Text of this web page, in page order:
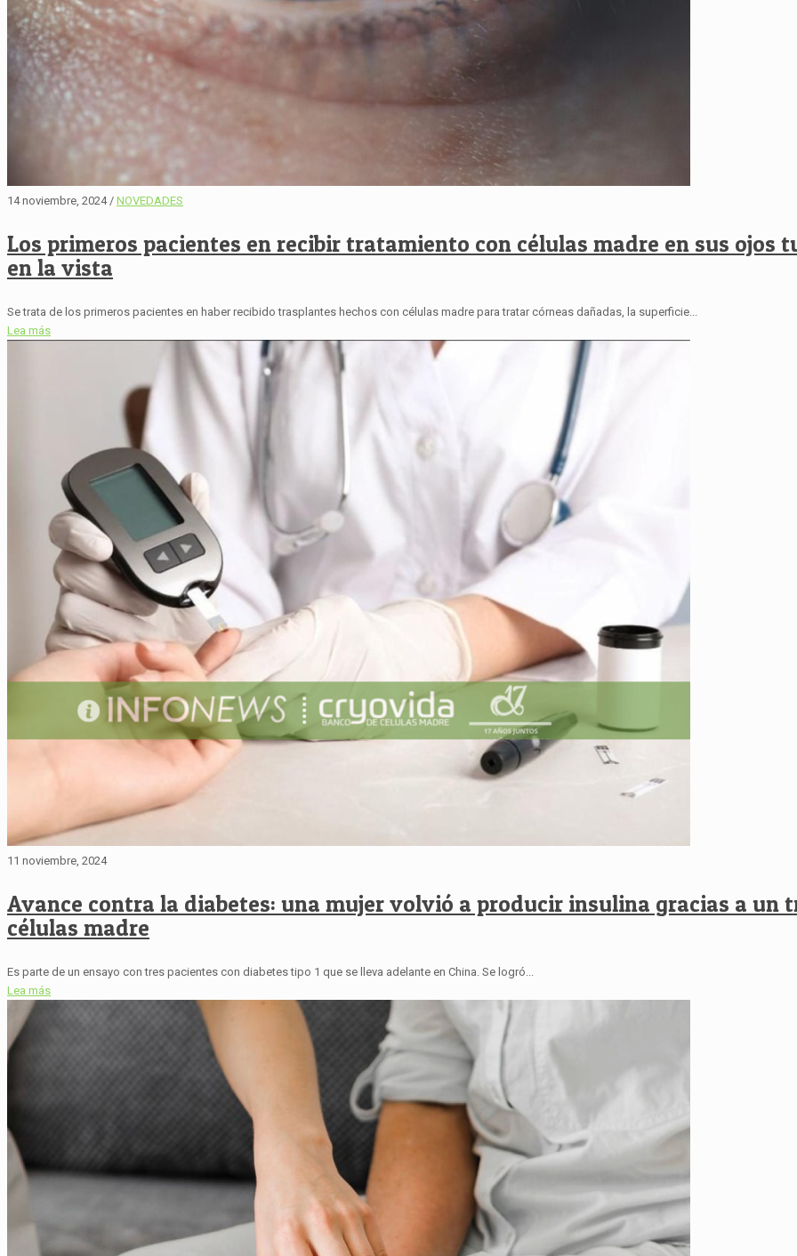
14 noviembre, 2024 / NOVEDADES
Los primeros pacientes en recibir tratamiento con células madre en sus ojos
en la vista
Se trata de los primeros pacientes en haber recibido trasplantes hechos con células madre para tratar córneas dañadas, la superficie...
Lea más
11 noviembre, 2024
Avance contra la diabetes: una mujer volvió a producir insulina gracias a un
células madre
Es parte de un ensayo con tres pacientes con diabetes tipo 1 que se lleva adelante en China. Se logró...
Lea más